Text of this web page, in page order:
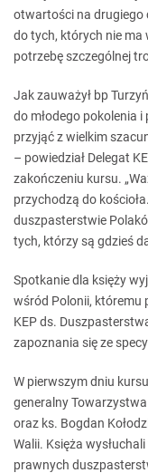
otwartości na drugiego
do tych, których nie ma
potrzebę szczególnej
Jak zauważył bp
do młodego pokolenia i
przyjąć z wielkim
– powiedział Delegat
zakończeniu kursu.
przychodzą do
duszpasterstwie
tych, którzy są gdzieś
Spotkanie dla księży
wśród Polonii, któremu
KEP ds.
zapoznania się ze
W pierwszym dniu
generalny
oraz ks. Bogdan
Walii. Księża
prawnych